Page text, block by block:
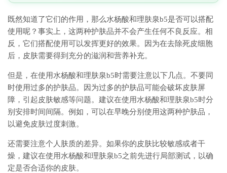
既然知道了它们的作用，那么水杨酸和理肤泉b5是否可以搭配
使用呢？事实上，这两种护肤品并不会产生任何不良反应。相
反，它们搭配使用可以发挥更好的效果。因为在去除死皮细胞
后，皮肤需要得到充分的滋润和营养补充。
但是，在使用水杨酸和理肤泉b5时需要注意以下几点。不要同
时使用过多的护肤品。因为过多的护肤品可能会破坏皮肤屏
障，引起皮肤敏感等问题。建议在使用水杨酸和理肤泉b5时分
别安排时间间隔。例如，可以在早晚分别使用这两种护肤品，
以避免皮肤过度刺激。
还需要注意个人肤质的差异。如果你的皮肤比较敏感或者干
燥，建议在使用水杨酸和理肤泉b5之前先进行局部测试，以确
定是否合适你的皮肤。